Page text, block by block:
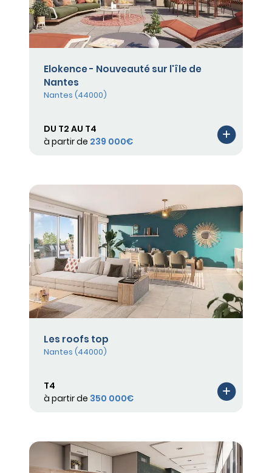
Elokence - Nouveauté sur l'île de
Nantes
Nantes (44000)
DU T2 AU T4
à partir de 239 000€
Les roofs top
Nantes (44000)
T4
à partir de 350 000€